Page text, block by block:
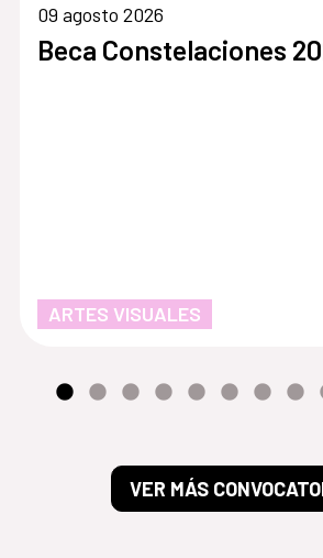
09 agosto 2026
Beca Constelaciones
ARTES VISUALES
VER MÁS